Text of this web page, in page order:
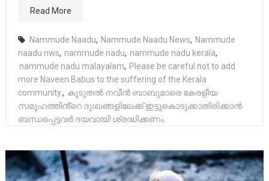
Read More
Nammude Naadu, Nammude Naadu News, Nammude
naadu nws, nammude nadu, nammude nadu kerala,
nammude nadu malayalam, Please be careful not to add
more Naveen Babus to the suffering of the Kerala
community., കൂടുതൽ നവീൻ ബാബുമാരെ കേരളീയ
സമൂഹത്തിൻ്റെ ദുഃഖങ്ങളിലേക്ക് ഇട്ടുകൊടുക്കാതിരിക്കാൻ
ബന്ധപ്പെട്ടവർ ദയവായി ശ്രദ്ധിക്കണം.